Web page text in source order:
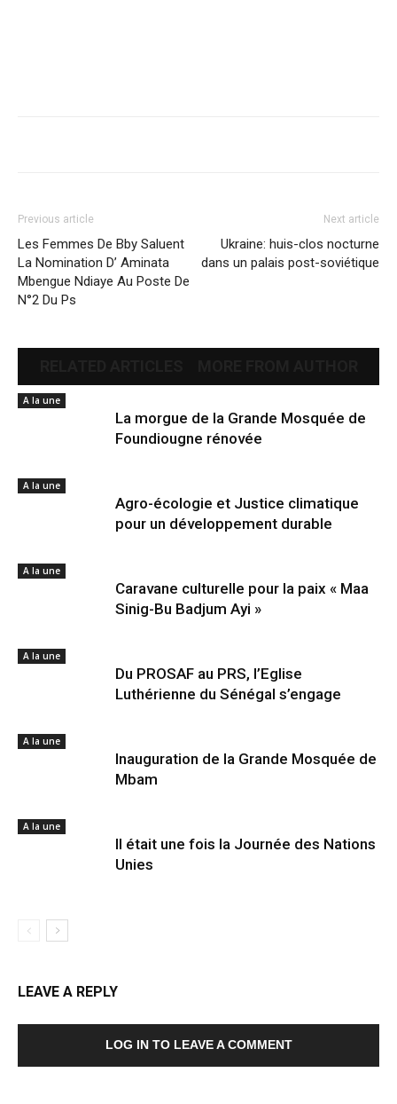
Previous article
Les Femmes De Bby Saluent
La Nomination D’ Aminata
Mbengue Ndiaye Au Poste De
N°2 Du Ps
Next article
Ukraine: huis-clos nocturne
dans un palais post-soviétique
A la une
La morgue de la Grande Mosquée de
Foundiougne rénovée
A la une
Agro-écologie et Justice climatique
pour un développement durable
A la une
Caravane culturelle pour la paix « Maa
Sinig-Bu Badjum Ayi »
A la une
Du PROSAF au PRS, l’Eglise
Luthérienne du Sénégal s’engage
A la une
Inauguration de la Grande Mosquée de
Mbam
A la une
Il était une fois la Journée des Nations
Unies
LEAVE A REPLY
LOG IN TO LEAVE A COMMENT